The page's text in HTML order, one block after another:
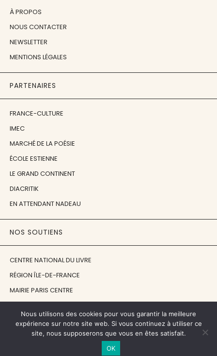
À PROPOS
NOUS CONTACTER
NEWSLETTER
MENTIONS LÉGALES
PARTENAIRES
FRANCE-CULTURE
IMEC
MARCHÉ DE LA POÉSIE
ÉCOLE ESTIENNE
LE GRAND CONTINENT
DIACRITIK
EN ATTENDANT NADEAU
NOS SOUTIENS
CENTRE NATIONAL DU LIVRE
RÉGION ÎLE-DE-FRANCE
MAIRIE PARIS CENTRE
FONDATION JAN MICHALSKI
© 1998 - 2026, ENT'REVUES
Nous utilisons des cookies pour vous garantir la meilleure
expérience sur notre site web. Si vous continuez à utiliser ce
site, nous supposerons que vous en êtes satisfait.
OK